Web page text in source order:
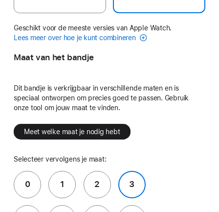
Geschikt voor de meeste versies van Apple Watch.
Lees meer over hoe je kunt combineren
Maat van het bandje
Dit bandje is verkrijgbaar in verschillende maten en is
speciaal ontworpen om precies goed te passen. Gebruik
onze tool om jouw maat te vinden.
Meet welke maat je nodig hebt
Selecteer vervolgens je maat:
0 1 2 3